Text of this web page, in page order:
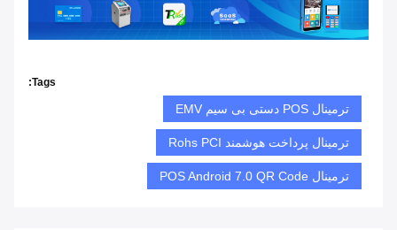
Tags:
ترمینال POS دستی بی سیم EMV
ترمینال پرداخت هوشمند Rohs PCI
ترمینال POS Android 7.0 QR Code